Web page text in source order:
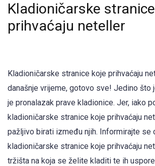
Kladioničarske
prihvaćaju neteller
Kladioničarske stranice koje prihvaćaju
današnje vrijeme, gotovo sve! Jedino što
je pronalazak prave kladionice. Jer, iako
kladioničarske stranice koje prihvaćaju
pažljivo birati između njih. Informirajte se
kladioničarske stranice koje prihvaćaju
tržišta na koja se želite kladiti te ih